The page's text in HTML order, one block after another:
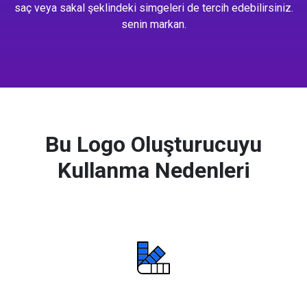
saç veya sakal şeklindeki simgeleri de tercih edebilirsiniz.
senin markan.
Bu Logo Oluşturucuyu
Kullanma Nedenleri